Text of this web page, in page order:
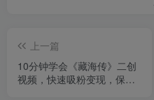
上一篇
10分钟学会《藏海传》二创
视频，快速吸粉变现，保姆